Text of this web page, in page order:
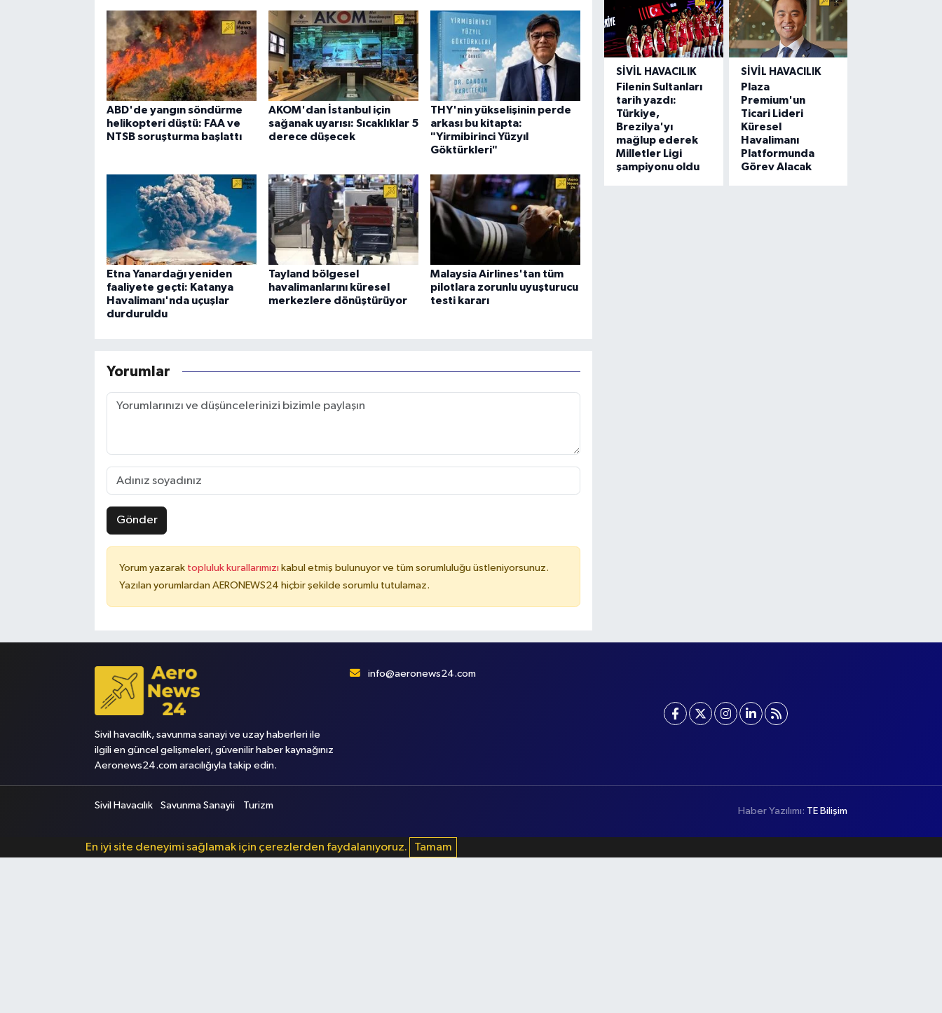
ABD'de yangın söndürme
helikopteri düştü: FAA ve
NTSB soruşturma başlattı
AKOM'dan İstanbul için
sağanak uyarısı: Sıcaklıklar 5
derece düşecek
THY'nin yükselişinin perde
arkası bu kitapta:
"Yirmibirinci Yüzyıl
Göktürkleri"
Etna Yanardağı yeniden
faaliyete geçti: Katanya
Havalimanı'nda uçuşlar
durduruldu
Tayland bölgesel
havalimanlarını küresel
merkezlere dönüştürüyor
Malaysia Airlines'tan tüm
pilotlara zorunlu uyuşturucu
testi kararı
Yorumlar
Gönder
Yorum yazarak topluluk kurallarımızı kabul etmiş bulunuyor ve tüm sorumluluğu üstleniyorsunuz.
Yazılan yorumlardan AERONEWS24 hiçbir şekilde sorumlu tutulamaz.
SIVIL HAVACILIK
Filenin Sultanları
tarih yazdı:
Türkiye,
Brezilya'yı
mağlup ederek
Milletler Ligi
şampiyonu oldu
SIVIL HAVACILIK
Plaza
Premium'un
Ticari Lideri
Küresel
Havalimanı
Platformunda
Görev Alacak
Sivil havacılık, savunma sanayi ve uzay haberleri ile
ilgili en güncel gelişmeleri, güvenilir haber kaynağınız
Aeronews24.com aracılığıyla takip edin.
info@aeronews24.com
Sivil Havacılık Savunma Sanayii Turizm
Haber Yazılımı: TE Bilişim
En iyi site deneyimi sağlamak için çerezlerden faydalanıyoruz. Tamam